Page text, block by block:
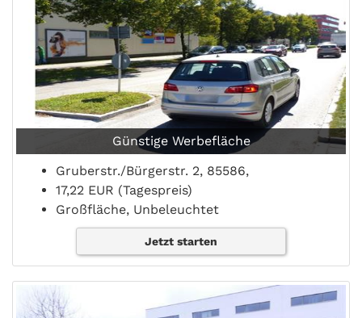
Günstige Werbefläche
Gruberstr./Bürgerstr. 2, 85586,
17,22 EUR (Tagespreis)
Großfläche, Unbeleuchtet
Jetzt starten